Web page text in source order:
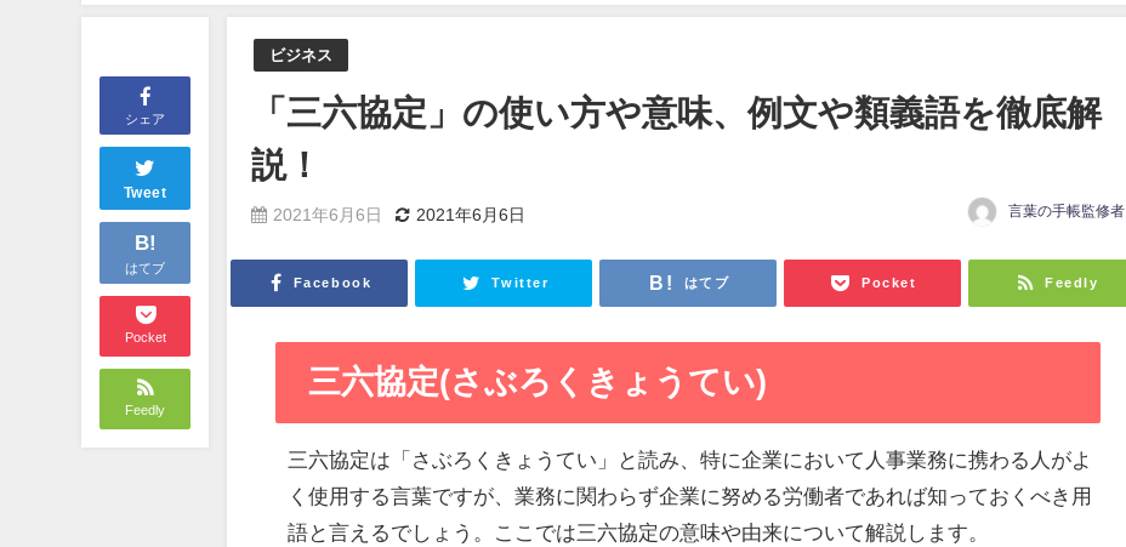
シェア
Tweet
B!
はてブ
Pocket
Feedly
ビジネス
「三六協定」の使い方や意味、例文や類義語を徹底解
説！
2021年6月6日 2021年6月6日 言葉の手帳監修者
Facebook Twitter はてブ Pocket Feedly
三六協定(さぶろくきょうてい)
三六協定は「さぶろくきょうてい」と読み、特に企業において人事業務に携わる人がよ
く使用する言葉ですが、業務に関わらず企業に努める労働者であれば知っておくべき用
語と言えるでしょう。ここでは三六協定の意味や由来について解説します。